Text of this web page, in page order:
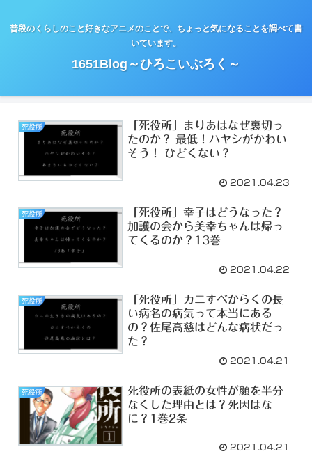
普段のくらしのこと好きなアニメのことで、ちょっと気になることを調べて書
いています。
1651Blog～ひろこいぶろく～
死役所
「死役所」まりあはなぜ裏切っ
たのか？ 最低！ハヤシがかわい
そう！ ひどくない？
2021.04.23
死役所
「死役所」幸子はどうなった？
加護の会から美幸ちゃんは帰っ
てくるのか？13巻
2021.04.22
死役所
「死役所」カニすべからくの長
い病名の病気って本当にある
の？佐尾高慈はどんな病状だっ
た？
2021.04.21
死役所
死役所の表紙の女性が顔を半分
なくした理由とは？死因はな
に？1巻2条
2021.04.21